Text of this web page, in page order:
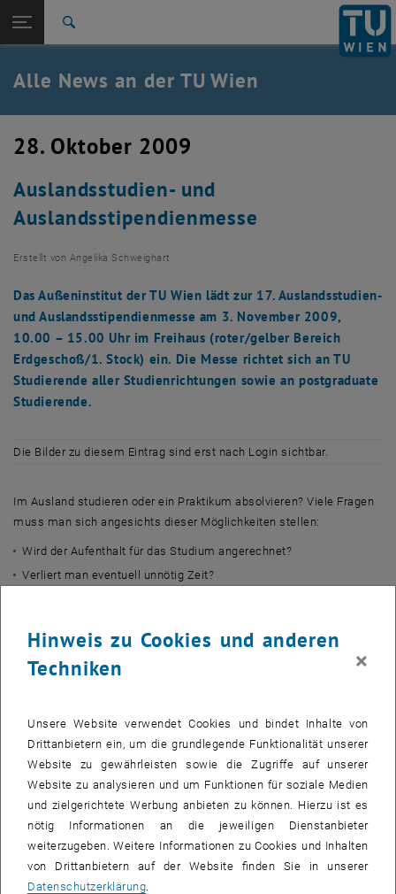
TU Login
Quicklinks
Quicklinks-Menü umschalten
Studium
Karriere
Zurück: Subseiten von TU Wien Startseite auflisten
Zurück zur letzten Ebene:
TU Wien Startseite
Übersicht
Alle News an der TU Wien
28. Oktober 2009
Auslandsstudien- und
Auslandsstipendienmesse
Erstellt von Angelika Schweighart
Das Außeninstitut der TU Wien lädt zur 17. Auslandsstudien-
und Auslandsstipendienmesse am 3. November 2009,
10.00 – 15.00 Uhr im Freihaus (roter/gelber Bereich
Erdgeschoß/1. Stock) ein. Die Messe richtet sich an TU
Studierende aller Studienrichtungen sowie an postgraduate
Studierende.
Die Bilder zu diesem Eintrag sind erst nach Login sichtbar.
Im Ausland studieren oder ein Praktikum absolvieren? Viele Fragen
muss man sich angesichts dieser Möglichkeiten stellen:
Wird der Aufenthalt für das Studium angerechnet?
Verliert man eventuell unnötig Zeit?
Sind Kenntnisse in der jeweiligen Sprache notwendig?
Antworten auf diese und viele andere Fragen bekommen Sie bei der
Die Informationsstände werden betreut durch:
Abteilung für Internationale Bildungskooperationen / Außeninstitut
der TU Wien
Studienbeihilfenbehörde
ÖAD - Nationalagentur Lebenslanges Lernen
Institut Ranke-Heinemann (Australisch-Neuseeländischer
Hochschulverband)
Fulbright Commission
Hinweis zu Cookies und anderen
Techniken
×
Unsere Website verwendet Cookies und bindet Inhalte von
Drittanbietern ein, um die grundlegende Funktionalität unserer
Website zu gewährleisten sowie die Zugriffe auf unserer
Website zu analysieren und um Funktionen für soziale Medien
und zielgerichtete Werbung anbieten zu können. Hierzu ist es
nötig Informationen an die jeweiligen Dienstanbieter
weiterzugeben. Weitere Informationen zu Cookies und Inhalten
von Drittanbietern auf der Website finden Sie in unserer
Datenschutzerklärung